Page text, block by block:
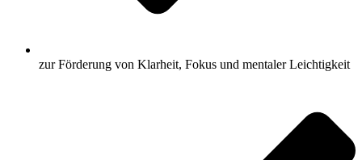
zur Förderung von Klarheit, Fokus und mentaler Leichtigkeit